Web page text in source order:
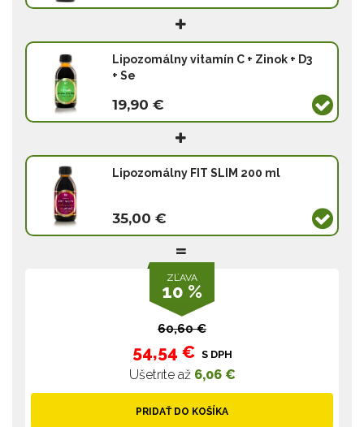
Lipozomálny vitamín C + Zinok + D3
+ Se
19,90 €
Lipozomálny FIT SLIM 200 ml
35,00 €
ZĽAVA
10 %
60,60 €
54,54 € S DPH
Ušetríte až 6,06 €
PRIDAŤ DO KOŠÍKA